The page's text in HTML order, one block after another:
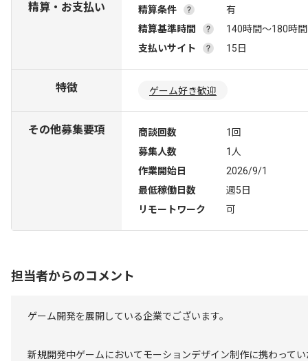
精算・お支払い 精算条件
有
精算基準時間
140時間〜180時間
支払いサイト
15日
特徴 ゲーム好き歓迎
その他募集要項 商談回数
1回
募集人数
1人
作業開始日
2026/9/1
最低稼働日数
週5日
リモートワーク
可
担当者からのコメント
ゲーム開発を展開している企業でございます。
新規開発中ゲームにおいてモーションデザイン制作に携わって